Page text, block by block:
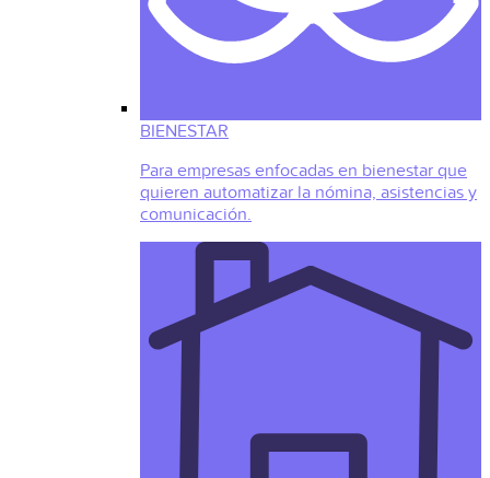
BIENESTAR
Para empresas enfocadas en bienestar que
quieren automatizar la nómina, asistencias y
comunicación.